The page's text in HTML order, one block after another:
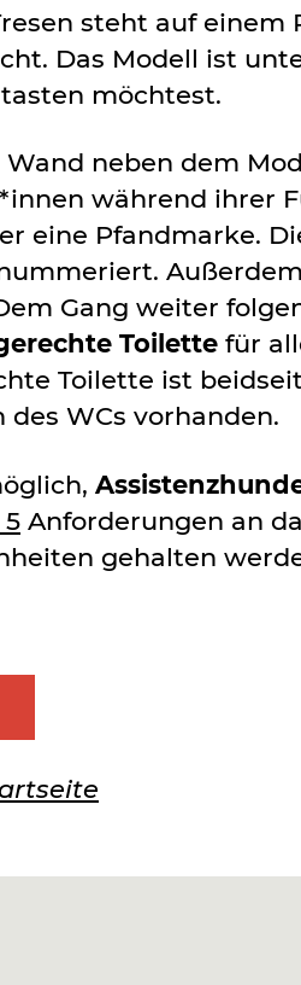
steht auf einem
Das Modell ist
möchtest.
neben dem
während ihrer
eine Pfandmarke.
Gang weiter
Toilette für
Toilette ist
des WCs vorhanden.
5 Anforderungen an
gehalten